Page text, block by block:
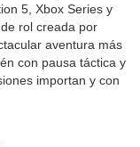
5, Xbox Series y
rol creada por
aventura más
con pausa táctica y
importan y con